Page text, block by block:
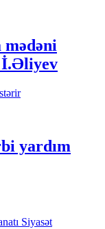
İ.Əliyev
yardım
Siyasət